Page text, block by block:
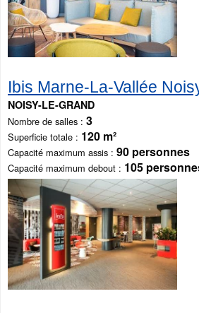
Ibis Marne-La-Vallée
NOISY-LE-GRAND
Nombre de salles 3
Superficie totale 120 m²
Capacité maximum assis 90 personnes
Capacité maximum debout 105